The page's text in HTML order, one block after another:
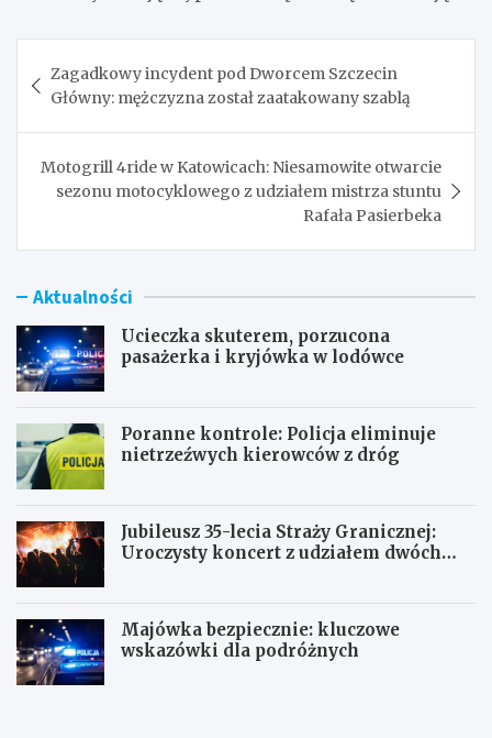
wpisu
Zagadkowy incydent pod Dworcem Szczecin
Główny: mężczyzna został zaatakowany szablą
Motogrill 4ride w Katowicach: Niesamowite otwarcie
sezonu motocyklowego z udziałem mistrza stuntu
Rafała Pasierbeka
Aktualności
Ucieczka skuterem, porzucona
pasażerka i kryjówka w lodówce
Poranne kontrole: Policja eliminuje
nietrzeźwych kierowców z dróg
Jubileusz 35-lecia Straży Granicznej:
Uroczysty koncert z udziałem dwóch
Majówka bezpiecznie: kluczowe
wskazówki dla podróżnych
U
P